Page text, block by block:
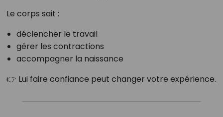
Le corps sait :
déclencher le travail
gérer les contractions
accompagner la naissance
👉 Lui faire confiance peut changer votre expérience.